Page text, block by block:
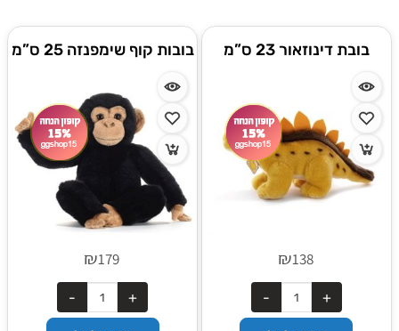
בובת דינוזאור 23 ס”מ
₪138
בובות קוף שימפנזה 25 ס”מ
₪179